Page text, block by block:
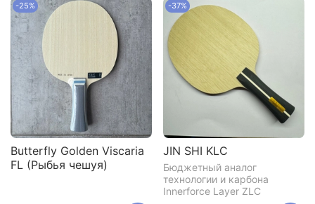
-25%
Butterfly Golden Viscaria
FL (Рыбья чешуя)
-37%
JIN SHI KLC
Бюджетный аналог
технологии и карбона
Innerforce Layer ZLC